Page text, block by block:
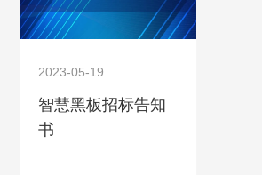
2023-05-19
智慧黑板招标告知
书